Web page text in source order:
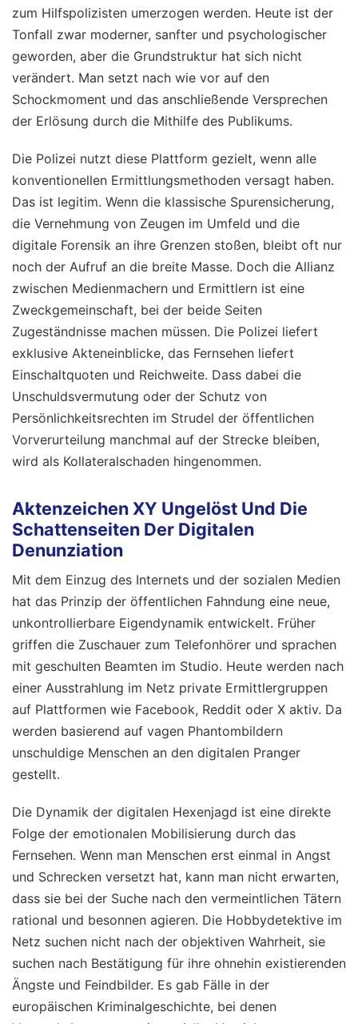
zum Hilfspolizisten umerzogen werden. Heute ist der
Tonfall zwar moderner, sanfter und psychologischer
geworden, aber die Grundstruktur hat sich nicht
verändert. Man setzt nach wie vor auf den
Schockmoment und das anschließende Versprechen
der Erlösung durch die Mithilfe des Publikums.
Die Polizei nutzt diese Plattform gezielt, wenn alle
konventionellen Ermittlungsmethoden versagt haben.
Das ist legitim. Wenn die klassische Spurensicherung,
die Vernehmung von Zeugen im Umfeld und die
digitale Forensik an ihre Grenzen stoßen, bleibt oft nur
noch der Aufruf an die breite Masse. Doch die Allianz
zwischen Medienmachern und Ermittlern ist eine
Zweckgemeinschaft, bei der beide Seiten
Zugeständnisse machen müssen. Die Polizei liefert
exklusive Akteneinblicke, das Fernsehen liefert
Einschaltquoten und Reichweite. Dass dabei die
Unschuldsvermutung oder der Schutz von
Persönlichkeitsrechten im Strudel der öffentlichen
Vorverurteilung manchmal auf der Strecke bleiben,
wird als Kollateralschaden hingenommen.
Aktenzeichen XY Ungelöst Und Die
Schattenseiten Der Digitalen
Denunziation
Mit dem Einzug des Internets und der sozialen Medien
hat das Prinzip der öffentlichen Fahndung eine neue,
unkontrollierbare Eigendynamik entwickelt. Früher
griffen die Zuschauer zum Telefonhörer und sprachen
mit geschulten Beamten im Studio. Heute werden nach
einer Ausstrahlung im Netz private Ermittlergruppen
auf Plattformen wie Facebook, Reddit oder X aktiv. Da
werden basierend auf vagen Phantombildern
unschuldige Menschen an den digitalen Pranger
gestellt.
Die Dynamik der digitalen Hexenjagd ist eine direkte
Folge der emotionalen Mobilisierung durch das
Fernsehen. Wenn man Menschen erst einmal in Angst
und Schrecken versetzt hat, kann man nicht erwarten,
dass sie bei der Suche nach den vermeintlichen Tätern
rational und besonnen agieren. Die Hobbydetektive im
Netz suchen nicht nach der objektiven Wahrheit, sie
suchen nach Bestätigung für ihre ohnehin existierenden
Ängste und Feindbilder. Es gab Fälle in der
europäischen Kriminalgeschichte, bei denen